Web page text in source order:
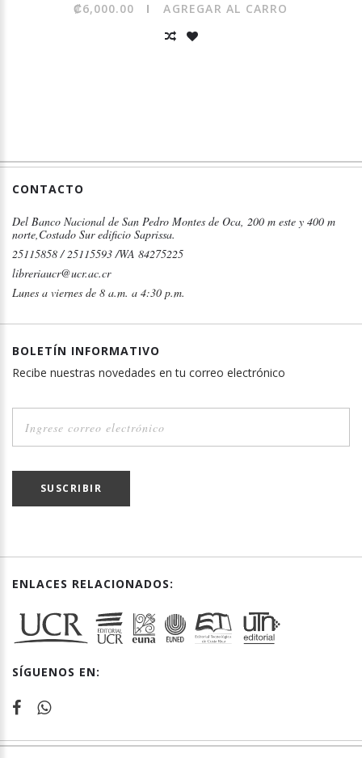
₡6,000.00
AGREGAR AL CARRO
CONTACTO
Del Banco Nacional de San Pedro Montes de Oca, 200 m este y 400 m
norte,Costado Sur edificio Saprissa.
25115858 / 25115593 /WA 84275225
libreriaucr@ucr.ac.cr
Lunes a viernes de 8 a.m. a 4:30 p.m.
BOLETÍN INFORMATIVO
Recibe nuestras novedades en tu correo electrónico
SUSCRIBIR
ENLACES RELACIONADOS:
SÍGUENOS EN: